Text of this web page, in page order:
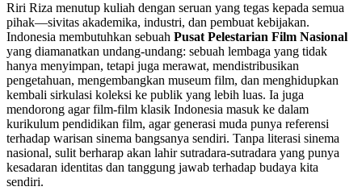
Riri Riza menutup kuliah dengan seruan yang tegas kepada semua
pihak—sivitas akademika, industri, dan pembuat kebijakan.
Indonesia membutuhkan sebuah Pusat Pelestarian Film Nasional
yang diamanatkan undang-undang: sebuah lembaga yang tidak
hanya menyimpan, tetapi juga merawat, mendistribusikan
pengetahuan, mengembangkan museum film, dan menghidupkan
kembali sirkulasi koleksi ke publik yang lebih luas. Ia juga
mendorong agar film-film klasik Indonesia masuk ke dalam
kurikulum pendidikan film, agar generasi muda punya referensi
terhadap warisan sinema bangsanya sendiri. Tanpa literasi sinema
nasional, sulit berharap akan lahir sutradara-sutradara yang punya
kesadaran identitas dan tanggung jawab terhadap budaya kita
sendiri.